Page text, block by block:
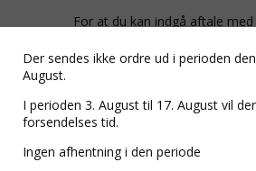
For at du kan indgå aftale med
oplysninger:
. Adresse
. Telefonnummer
Der sendes ikke ordre ud i perioden
August.
I perioden 3. August til 17. August vil
forsendelses tid.
Ingen afhentning i den periode